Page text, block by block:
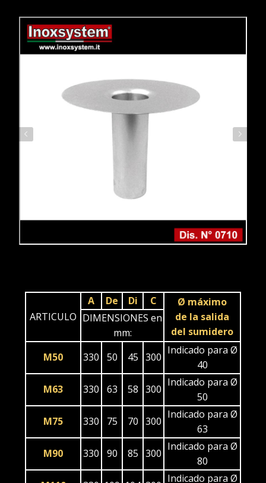
ARTICULO
A De Di C
Ø máximo
de la salida
del sumidero
DIMENSIONES en
mm:
M50
330 50 45 300
Indicado para Ø
40
M63
330 63 58 300
Indicado para Ø
50
M75
330 75 70 300
Indicado para Ø
63
M90
330 90 85 300
Indicado para Ø
80
Indicado para Ø